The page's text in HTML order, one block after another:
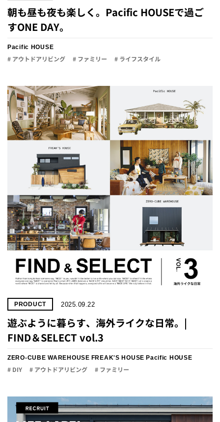
朝も昼も夜も楽しく。Pacific HOUSEで過ご
すONE DAY。
Pacific HOUSE
# アウトドアリビング # ファミリー # ライフスタイル
PRODUCT 2025.09.22
遊ぶように暮らす、海外ライクな日常。|
FIND＆SELECT vol.3
ZERO-CUBE WAREHOUSE FREAK'S HOUSE Pacific HOUSE
# DIY # アウトドアリビング # ファミリー